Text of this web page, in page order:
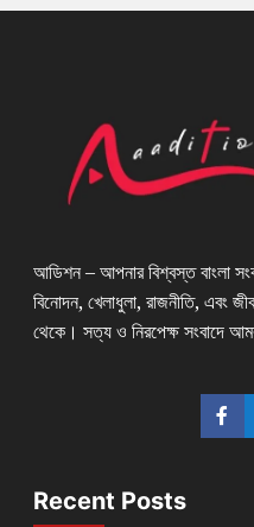
আডিশন – আপনার বিশ্বস্ত বাংলা
বিনোদন, খেলাধুলা, রাজনীতি, এবং
থেকে। সত্য ও নিরপেক্ষ সংবাদে
Recent Posts